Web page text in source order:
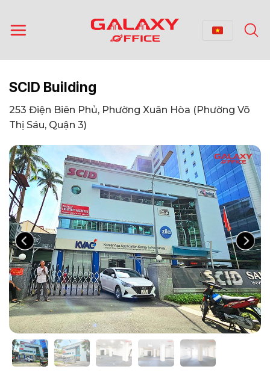
qua
nội
SCID Building
253 Điện Biên Phủ, Phường Xuân Hòa (Phường Võ
Thị Sáu, Quận 3)